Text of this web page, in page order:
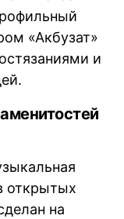
«Акбузат»
и
открытых
на